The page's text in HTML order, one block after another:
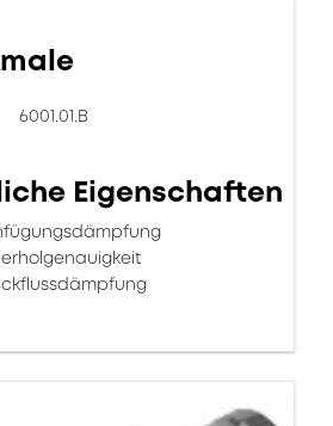
6001.01.B
Eigenschaften